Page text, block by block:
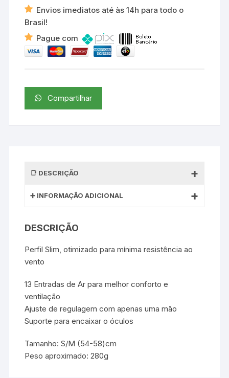
Envios imediatos até às 14h para todo o
Brasil!
Pague com
Compartilhar
DESCRIÇÃO
INFORMAÇÃO ADICIONAL
DESCRIÇÃO
Perfil Slim, otimizado para mínima resistência ao
vento
13 Entradas de Ar para melhor conforto e
ventilação
Ajuste de regulagem com apenas uma mão
Suporte para encaixar o óculos
Tamanho: S/M (54-58)cm
Peso aproximado: 280g